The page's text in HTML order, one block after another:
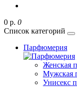
0 р. 0
Список категорий
Парфюмерия
Женская
Мужская
Унисекс